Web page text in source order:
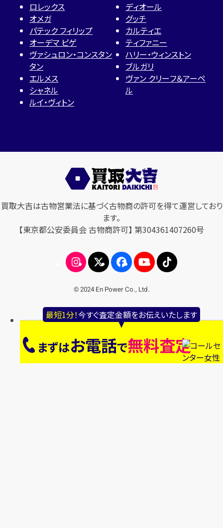
最短1分！今すぐ査定金額をお伝えいたします
まずはお電話で無料査定
ロレックス
オメガ
パテック フィリップ
オーデマ ピゲ
ヴァシュロン・コンスタン
タン
エルメス
シャネル
ルイ・ヴィトン
ディオール
グッチ
カルティエ
ティファニー
ハリー・ウィンストン
ブルガリ
ヴァン クリーフ＆アーペ
ル
買取大吉は古物営業法に基づく古物商の許可を得て運営しており
ます。
【東京都公安委員会 古物商許可】 第304361407260号
© 2024 En Power Co., Ltd.